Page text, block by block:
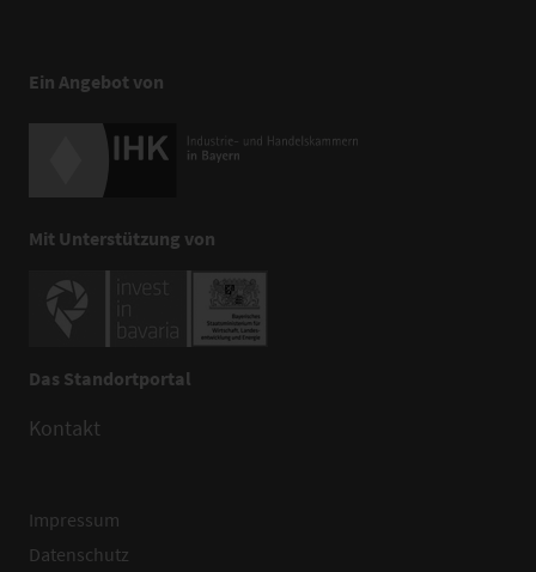
Ein Angebot von
Mit Unterstützung von
Das Standortportal
Kontakt
Impressum
Datenschutz